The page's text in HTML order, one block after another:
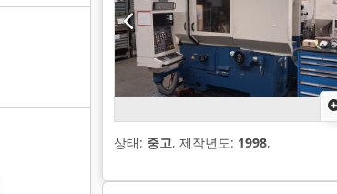
상태: 중고, 제작년도: 1998,